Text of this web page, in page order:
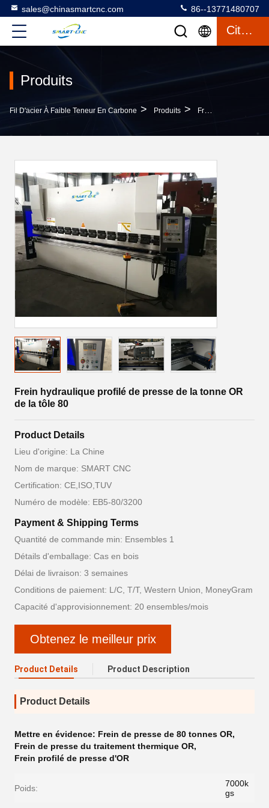
sales@chinasmartcnc.com 86--13771480707
Citation
Produits
Fil D'acier À Faible Teneur En Carbone > Produits > Frein De Presse D'OR
Frein hydraulique profilé de presse de la tonne OR
de la tôle 80
Product Details
Lieu d'origine: La Chine
Nom de marque: SMART CNC
Certification: CE,ISO,TUV
Numéro de modèle: EB5-80/3200
Payment & Shipping Terms
Quantité de commande min: Ensembles 1
Détails d'emballage: Cas en bois
Délai de livraison: 3 semaines
Conditions de paiement: L/C, T/T, Western Union, MoneyGram
Capacité d'approvisionnement: 20 ensembles/mois
Obtenez le meilleur prix
Product Details Product Description
Product Details
Mettre en évidence: Frein de presse de 80 tonnes OR,
Frein de presse du traitement thermique OR,
Frein profilé de presse d'OR
Poids:
7000k
gs